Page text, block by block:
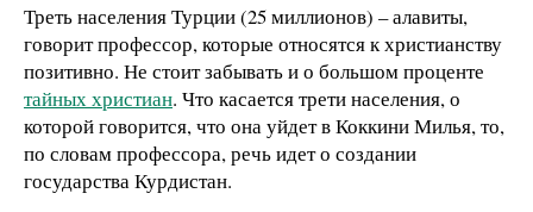
Треть населения Турции (25 миллионов) – алавиты,
говорит профессор, которые относятся к христианству
позитивно. Не стоит забывать и о большом проценте
тайных христиан. Что касается трети населения, о
которой говорится, что она уйдет в Коккини Милья, то,
по словам профессора, речь идет о создании
государства Курдистан.